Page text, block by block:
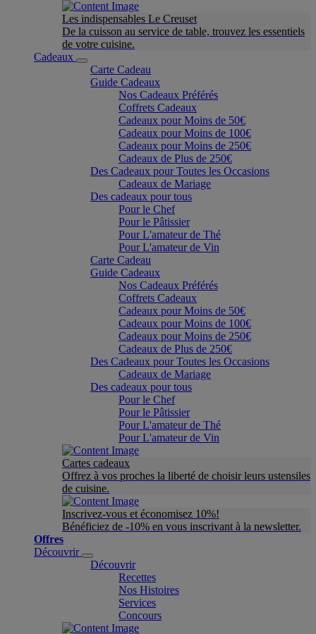
Les indispensables Le Creuset
De la cuisson au service de table, trouvez les essentiels
de votre cuisine.
Cadeaux
Carte Cadeau
Guide Cadeaux
Nos Cadeaux Préférés
Coffrets Cadeaux
Cadeaux pour Moins de 50€
Cadeaux pour Moins de 100€
Cadeaux pour Moins de 250€
Cadeaux de Plus de 250€
Des Cadeaux pour Toutes les Occasions
Cadeaux de Mariage
Des cadeaux pour tous
Pour le Chef
Pour le Pâtissier
Pour L'amateur de Thé
Pour L'amateur de Vin
Carte Cadeau
Guide Cadeaux
Nos Cadeaux Préférés
Coffrets Cadeaux
Cadeaux pour Moins de 50€
Cadeaux pour Moins de 100€
Cadeaux pour Moins de 250€
Cadeaux de Plus de 250€
Des Cadeaux pour Toutes les Occasions
Cadeaux de Mariage
Des cadeaux pour tous
Pour le Chef
Pour le Pâtissier
Pour L'amateur de Thé
Pour L'amateur de Vin
Cartes cadeaux
Offrez à vos proches la liberté de choisir leurs ustensiles
de cuisine.
Inscrivez-vous et économisez 10%!
Bénéficiez de -10% en vous inscrivant à la newsletter.
Offres
Découvrir
Découvrir
Recettes
Nos Histoires
Services
Concours